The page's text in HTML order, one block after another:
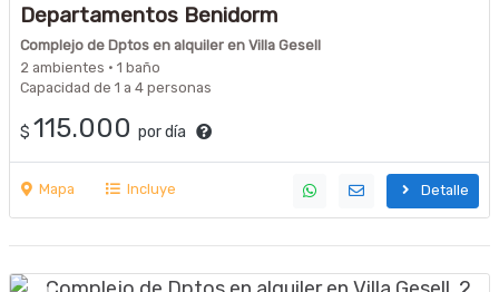
Departamentos Benidorm
Complejo de Dptos en alquiler en Villa Gesell
2 ambientes · 1 baño
Capacidad de 1 a 4 personas
$ 115.000 por día
Mapa Incluye Detalle